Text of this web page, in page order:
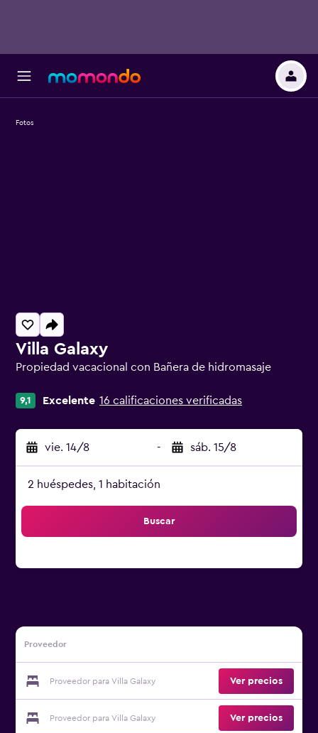
Villa Galaxy
Propiedad vacacional con Bañera de hidromasaje
9,1 Excelente 16 calificaciones verificadas
vie. 14/8 - sáb. 15/8
2 huéspedes, 1 habitación
Buscar
Proveedor
Proveedor para Villa Galaxy Ver precios
Proveedor para Villa Galaxy Ver precios
Fotos